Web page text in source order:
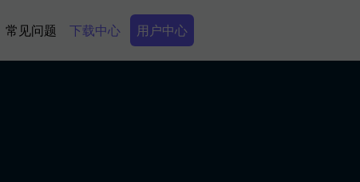
常见问题 下载中心 Secondary Menu
用户中心